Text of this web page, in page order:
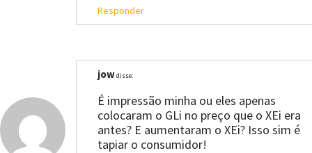
Responder
jowdisse:
É impressão minha ou eles apenas
colocaram o GLi no preço que o XEi era
antes? E aumentaram o XEi? Isso sim é
tapiar o consumidor!